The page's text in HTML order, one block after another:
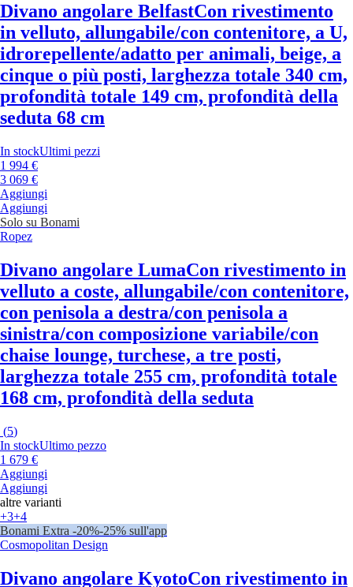
Divano angolare BelfastCon rivestimento
in velluto, allungabile/con contenitore, a U,
idrorepellente/adatto per animali, beige, a
cinque o più posti, larghezza totale 340 cm,
profondità totale 149 cm, profondità della
seduta 68 cm
In stockUltimi pezzi
1 994 €
3 069 €
Aggiungi
Aggiungi
Solo su Bonami
Ropez
Divano angolare LumaCon rivestimento in
velluto a coste, allungabile/con contenitore,
con penisola a destra/con penisola a
sinistra/con composizione variabile/con
chaise lounge, turchese, a tre posti,
larghezza totale 255 cm, profondità totale
168 cm, profondità della seduta
(5)
In stockUltimo pezzo
1 679 €
Aggiungi
Aggiungi
altre varianti
+3+4
Bonami Extra -20%-25% sull'app
Cosmopolitan Design
Divano angolare KyotoCon rivestimento in